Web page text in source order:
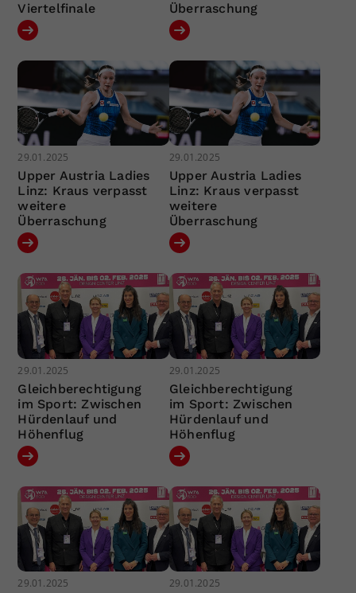
Viertelfinale
Überraschung
29.01.2025
Upper Austria Ladies
Linz: Kraus verpasst
weitere
Überraschung
29.01.2025
Upper Austria Ladies
Linz: Kraus verpasst
weitere
Überraschung
29.01.2025
Gleichberechtigung
im Sport: Zwischen
Hürdenlauf und
Höhenflug
29.01.2025
Gleichberechtigung
im Sport: Zwischen
Hürdenlauf und
Höhenflug
29.01.2025 29.01.2025